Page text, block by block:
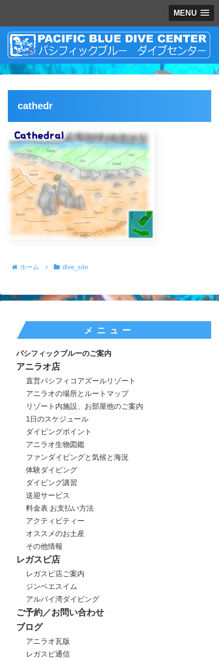
MENU
cathedr
ホーム dive_site
メニュー
パシフィックブルーのご案内
アニラオ店
直営パシフィコアズールリゾート
アニラオの場所とルートマップ
リゾート内施設、お部屋他のご案内
1日のスケジュール
ダイビングポイント
アニラオ生物図鑑
ファンダイビングと気候と海況
体験ダイビング
ダイビング講習
送迎サービス
料金表 お支払い方法
アクティビティー
オススメのお土産
その他情報
レガスピ店
レガスピ店ご案内
ジンベエスイム
アルバイ湾ダイビング
ご予約／お問い合わせ
ブログ
アニラオ瓦版
レガスピ通信